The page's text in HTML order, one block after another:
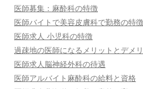
医師募集：麻酔科の特徴
医師バイトで美容皮膚科で勤務の特徴
医師求人 小児科の特徴
過疎地の医師になるメリットとデメ
医師求人脳神経外科の待遇
医師アルバイト麻酔科の給料と資格